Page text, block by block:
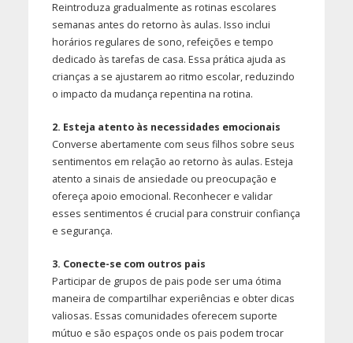
Reintroduza gradualmente as rotinas escolares
semanas antes do retorno às aulas. Isso inclui
horários regulares de sono, refeições e tempo
dedicado às tarefas de casa. Essa prática ajuda as
crianças a se ajustarem ao ritmo escolar, reduzindo
o impacto da mudança repentina na rotina.
2. Esteja atento às necessidades emocionais
Converse abertamente com seus filhos sobre seus
sentimentos em relação ao retorno às aulas. Esteja
atento a sinais de ansiedade ou preocupação e
ofereça apoio emocional. Reconhecer e validar
esses sentimentos é crucial para construir confiança
e segurança.
3. Conecte-se com outros pais
Participar de grupos de pais pode ser uma ótima
maneira de compartilhar experiências e obter dicas
valiosas. Essas comunidades oferecem suporte
mútuo e são espaços onde os pais podem trocar